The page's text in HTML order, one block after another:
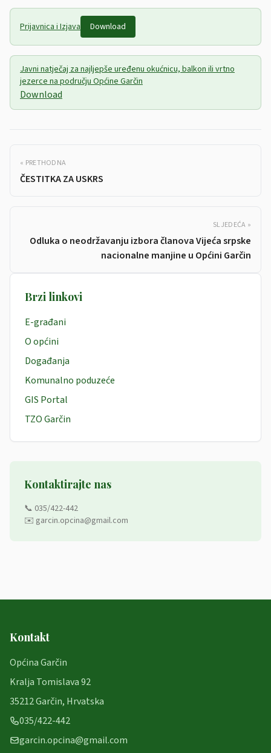
Prijavnica i Izjava Download
Javni natječaj za najljepše uređenu okućnicu, balkon ili vrtno
jezerce na području Općine Garčin
Download
« PRETHODNA
ČESTITKA ZA USKRS
SLJEDEĆA »
Odluka o neodržavanju izbora članova Vijeća srpske
nacionalne manjine u Općini Garčin
Brzi linkovi
E-građani
O općini
Događanja
Komunalno poduzeće
GIS Portal
TZO Garčin
Kontaktirajte nas
📞 035/422-442
✉️ garcin.opcina@gmail.com
Kontakt
Općina Garčin
Kralja Tomislava 92
35212 Garčin, Hrvatska
035/422-442
garcin.opcina@gmail.com